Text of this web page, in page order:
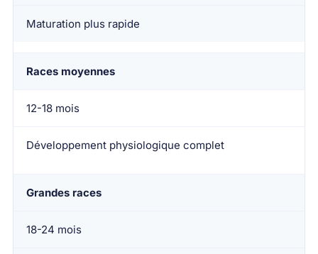
Maturation plus rapide
Races moyennes
12-18 mois
Développement physiologique complet
Grandes races
18-24 mois